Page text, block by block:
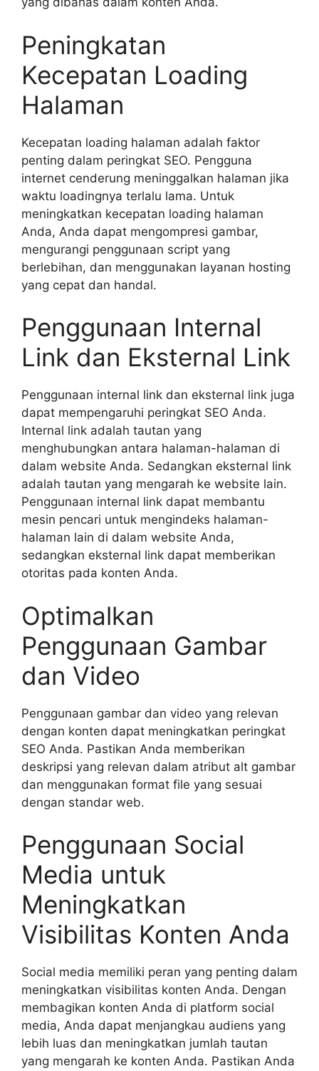
Peningkatan
Kecepatan Loading
Halaman
Kecepatan loading halaman adalah faktor
penting dalam peringkat SEO. Pengguna
internet cenderung meninggalkan halaman jika
waktu loadingnya terlalu lama. Untuk
meningkatkan kecepatan loading halaman
Anda, Anda dapat mengompresi gambar,
mengurangi penggunaan script yang
berlebihan, dan menggunakan layanan hosting
yang cepat dan handal.
Penggunaan Internal
Link dan Eksternal Link
Penggunaan internal link dan eksternal link juga
dapat mempengaruhi peringkat SEO Anda.
Internal link adalah tautan yang
menghubungkan antara halaman-halaman di
dalam website Anda. Sedangkan eksternal link
adalah tautan yang mengarah ke website lain.
Penggunaan internal link dapat membantu
mesin pencari untuk mengindeks halaman-
halaman lain di dalam website Anda,
sedangkan eksternal link dapat memberikan
otoritas pada konten Anda.
Optimalkan
Penggunaan Gambar
dan Video
Penggunaan gambar dan video yang relevan
dengan konten dapat meningkatkan peringkat
SEO Anda. Pastikan Anda memberikan
deskripsi yang relevan dalam atribut alt gambar
dan menggunakan format file yang sesuai
dengan standar web.
Penggunaan Social
Media untuk
Meningkatkan
Visibilitas Konten Anda
Social media memiliki peran yang penting dalam
meningkatkan visibilitas konten Anda. Dengan
membagikan konten Anda di platform social
media, Anda dapat menjangkau audiens yang
lebih luas dan meningkatkan jumlah tautan
yang mengarah ke konten Anda. Pastikan Anda